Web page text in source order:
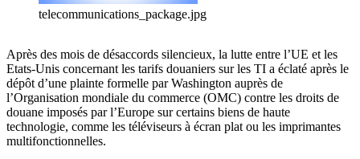
telecommunications_package.jpg
Après des mois de désaccords silencieux, la lutte entre l’UE et les
Etats-Unis concernant les tarifs douaniers sur les TI a éclaté après le
dépôt d’une plainte formelle par Washington auprès de
l’Organisation mondiale du commerce (OMC) contre les droits de
douane imposés par l’Europe sur certains biens de haute
technologie, comme les téléviseurs à écran plat ou les imprimantes
multifonctionnelles.